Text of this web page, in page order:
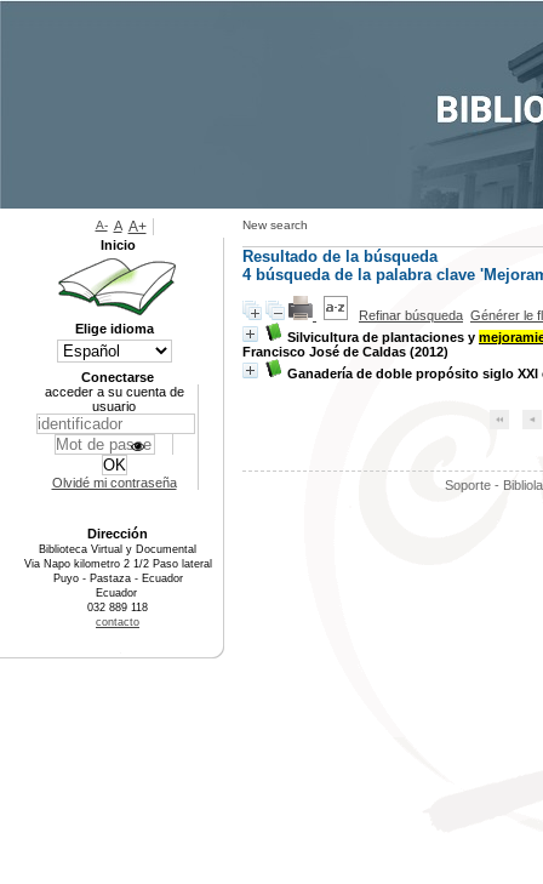
New search
Resultado de la búsqueda
4búsqueda de la palabra clave
Refinar búsqueda Générer le
Silvicultura de plantaciones y
Francisco José de Caldas (2012)
Ganadería de doble propósito siglo
Soporte -
A- A A+
Inicio
Elige idioma
Conectarse
acceder a su cuenta de
usuario
Olvidé mi contraseña
Dirección
Biblioteca Virtual y Documental
Via Napo kilometro 2 1/2 Paso lateral
Puyo - Pastaza - Ecuador
Ecuador
032 889 118
contacto